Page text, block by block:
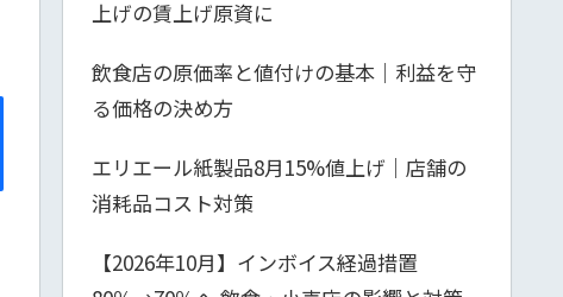
上げの賃上げ原資に
飲食店の原価率と値付けの基本｜利益を守
る価格の決め方
エリエール紙製品8月15%値上げ｜店舗の
消耗品コスト対策
【2026年10月】インボイス経過措置